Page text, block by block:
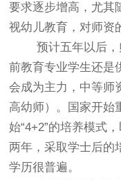
要求逐步增高，尤其
视幼儿教育，对师资
预计五年以后，
前教育专业学生还是
会成为主力，中等师
高幼师）。国家开始
始“4+2”的培养模式
两年，采取学士后的
学历很普遍。